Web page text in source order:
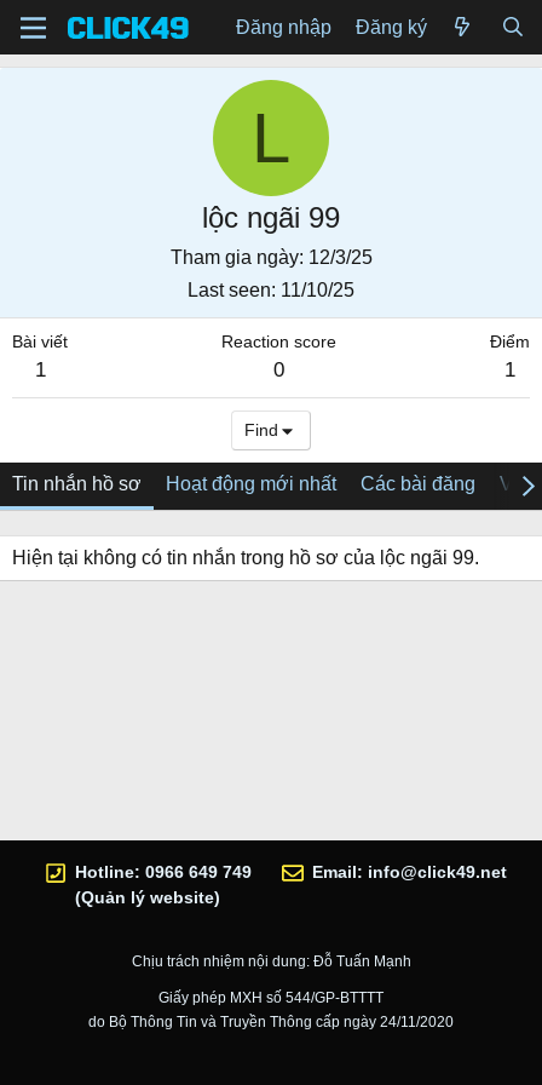
Đăng nhập Đăng ký
L
lộc ngãi 99
Tham gia ngày 12/3/25
Last seen 11/10/25
Bài viết
1
Reaction score
0
Điểm
1
Find
Tin nhắn hồ sơ Hoạt động mới nhất Các bài đăng Về
Hiện tại không có tin nhắn trong hồ sơ của lộc ngãi 99.
Hotline: 0966 649 749
(Quản lý website)
Email: info@click49.net
Chịu trách nhiệm nội dung: Đỗ Tuấn Mạnh
Giấy phép MXH số 544/GP-BTTTT
do Bộ Thông Tin và Truyền Thông cấp ngày 24/11/2020